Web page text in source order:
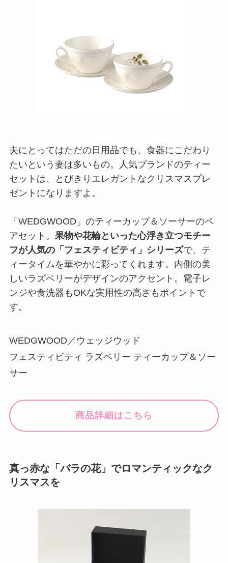
夫にとってはただの日用品でも、食器にこだわり
たいという妻は多いもの。人気ブランドのティー
セットは、とびきりエレガントなクリスマスプレ
ゼントになりますよ。
「WEDGWOOD」のティーカップ＆ソーサーのペ
アセット。 果物や花輪といった心浮き立つモチー
フが人気の「フェスティビティ」シリーズで、テ
ィータイムを華やかに彩ってくれます。内側の美
しいラズベリーがデザインのアクセント。電子レ
ンジや食洗器もOKな実用性の高さもポイントで
す。
WEDGWOOD／ウェッジウッド
フェスティビティ ラズベリー ティーカップ＆ソー
サー
商品詳細はこちら
真っ赤な「バラの花」でロマンティックなク
リスマスを